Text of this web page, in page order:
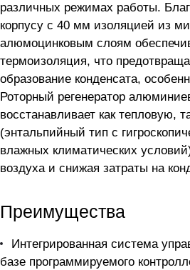
различных режимах работы.
корпусу с 40 мм изоляцией из
алюмоцинковым слоям
термоизоляция, что
образование конденсата,
Роторный регенератор
восстанавливает как тепловую,
(энтальпийный тип с
влажных климатических
воздуха и снижая затраты на
Преимущества
Интегрированная система
базе программируемого